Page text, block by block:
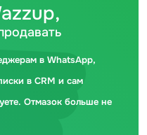
в WhatsApp,
в CRM и сам
Отмазок больше не